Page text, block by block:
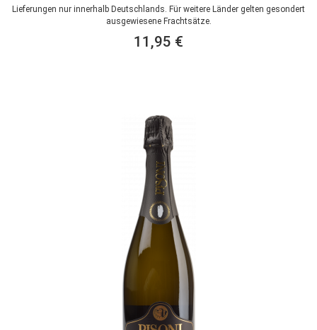
Lieferungen nur innerhalb Deutschlands. Für weitere Länder gelten gesondert
ausgewiesene Frachtsätze.
11,95 €